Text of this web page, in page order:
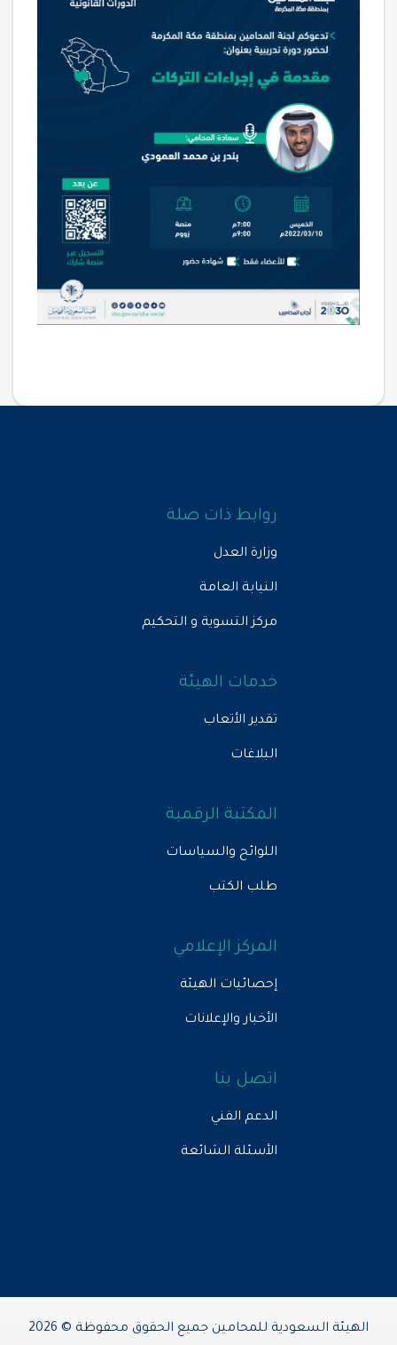
روابط ذات صلة
وزارة العدل
النيابة العامة
مركز التسوية و التحكيم
خدمات الهيئة
تقدير الأتعاب
البلاغات
المكتبة الرقمية
اللوائح والسياسات
طلب الكتب
المركز الإعلامي
إحصائيات الهيئة
الأخبار والإعلانات
اتصل بنا
الدعم الفني
الأسئلة الشائعة
الهيئة السعودية للمحامين جميع الحقوق محفوظة © 2026